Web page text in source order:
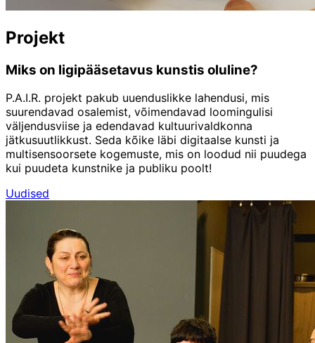
Projekt
Miks on ligipääsetavus kunstis oluline?
P.A.I.R. projekt pakub uuenduslikke lahendusi, mis
suurendavad osalemist, võimendavad loomingulisi
väljendusviise ja edendavad kultuurivaldkonna
jätkusuutlikkust. Seda kõike läbi digitaalse kunsti ja
multisensoorsete kogemuste, mis on loodud nii puudega
kui puudeta kunstnike ja publiku poolt!
Uudised